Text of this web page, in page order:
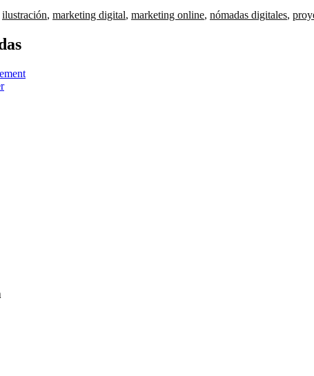
ilustración, marketing digital, marketing online, nómadas digitales,